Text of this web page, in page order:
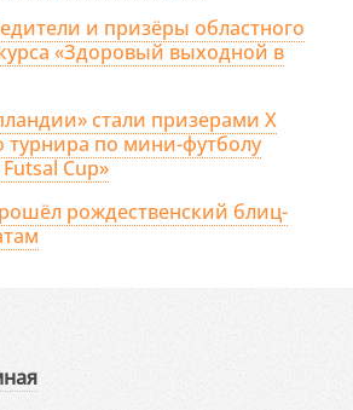
и призёры областного
«Здоровый выходной в
стали призерами X
по мини-футболу
Cup»
рождественский блиц-